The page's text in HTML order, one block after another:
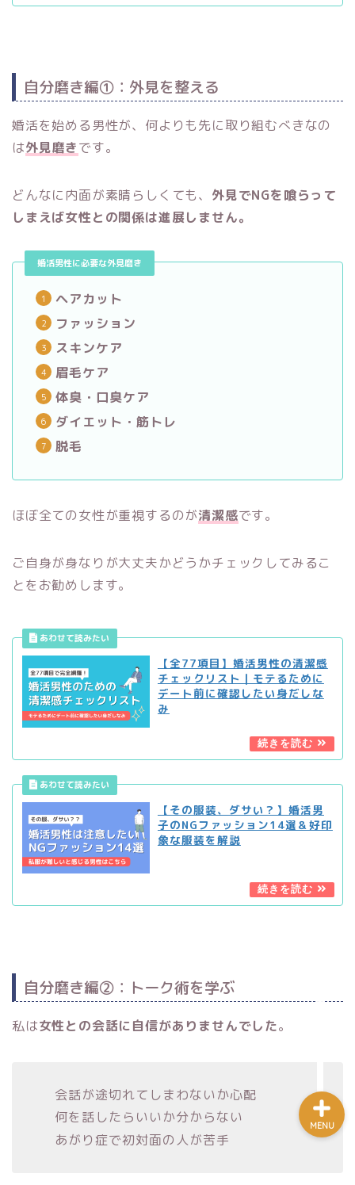
自分磨き編①：外見を整える
婚活を始める男性が、何よりも先に取り組むべきなの
は外見磨きです。
どんなに内面が素晴らしくても、 外見でNGを喰らって
しまえば女性との関係は進展しません。
婚活男性に必要な外見磨き
ヘアカット
ファッション
スキンケア
眉毛ケア
体臭・口臭ケア
ダイエット・筋トレ
脱毛
ほぼ全ての女性が重視するのが清潔感です。
ご自身が身なりが大丈夫かどうかチェックしてみるこ
とをお勧めします。
【全77項目】婚活男性の清潔感
チェックリスト｜モテるために
デート前に確認したい身だしな
み
【その服装、ダサい？】婚活男
子のNGファッション14選＆好印
象な服装を解説
自分磨き編②：トーク術を学ぶ
私は女性との会話に自信がありませんでした。
会話が途切れてしまわないか心配
何を話したらいいか分からない
あがり症で初対面の人が苦手
MENU
婚活を知る
問い合わせ